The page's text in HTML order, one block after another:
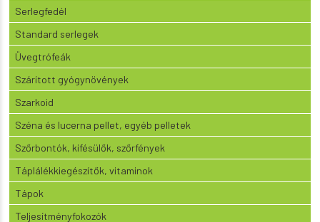
Serlegfedél
Standard serlegek
Üvegtrófeák
Szárított gyógynövények
Szarkoid
Széna és lucerna pellet, egyéb pelletek
Szőrbontók, kifésülők, szőrfények
Táplálékkiegészítők, vitaminok
Tápok
Teljesítményfokozók